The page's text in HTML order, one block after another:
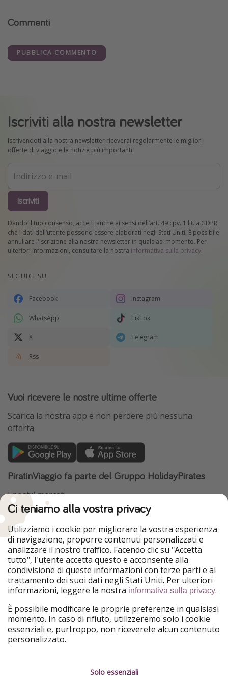
Commenti
PUBBLICA COMMENTO
Iscriviti alla nostra newsletter
Iscrivendoti alla nostra newsletter riceverai regolarmente le migliori
offerte di viaggio e le notizie più importanti.
Iscriviti
Dando il tuo consenso, accetti anche ai sensi dell’art. 49 cpv. 1 lit. a GDPR
che i dati dell’utente possono essere elaborati negli Stati Uniti. È possibile
annullare l'iscrizione alla nostra newsletter in qualsiasi momento. Per
ulteriori informazioni, consultare la nostra informativa sulla privacy.
SEGUICI SU
Facebook Instagram
WhatsApp TikTok
X Telegram
Rss
Vuoi ricevere le nostre ultime offerte
Scarica la nostra app e non perdere più nessuna
offerta
PiratinViaggio fa parte del Gruppo HolidayPirates
I nostri mercati
HolidayPirates
VakantiePiraten
WakacyjniPiraci
Ferienpiraten
Urlaubspiraten
Urlaubspiraten
ViajerosPiratas
TravelPirates
Il nostro gruppo
HolidayPirates Group
Conoscici meglio
Chi siamo
Lavora con noi
Informazioni legali
Termini d' Uso
Ci teniamo alla vostra privacy
Utilizziamo i cookie per migliorare la vostra esperienza
di navigazione, proporre contenuti personalizzati e
analizzare il nostro traffico. Facendo clic su "Accetta
tutto", l'utente accetta questo e acconsente alla
condivisione di queste informazioni con terze parti e al
trattamento dei suoi dati negli Stati Uniti. Per ulteriori
informazioni, leggere la nostra informativa sulla privacy.
È possibile modificare le proprie preferenze in qualsiasi
momento. In caso di rifiuto, utilizzeremo solo i cookie
essenziali e, purtroppo, non riceverete alcun contenuto
personalizzato.
Solo essenziali